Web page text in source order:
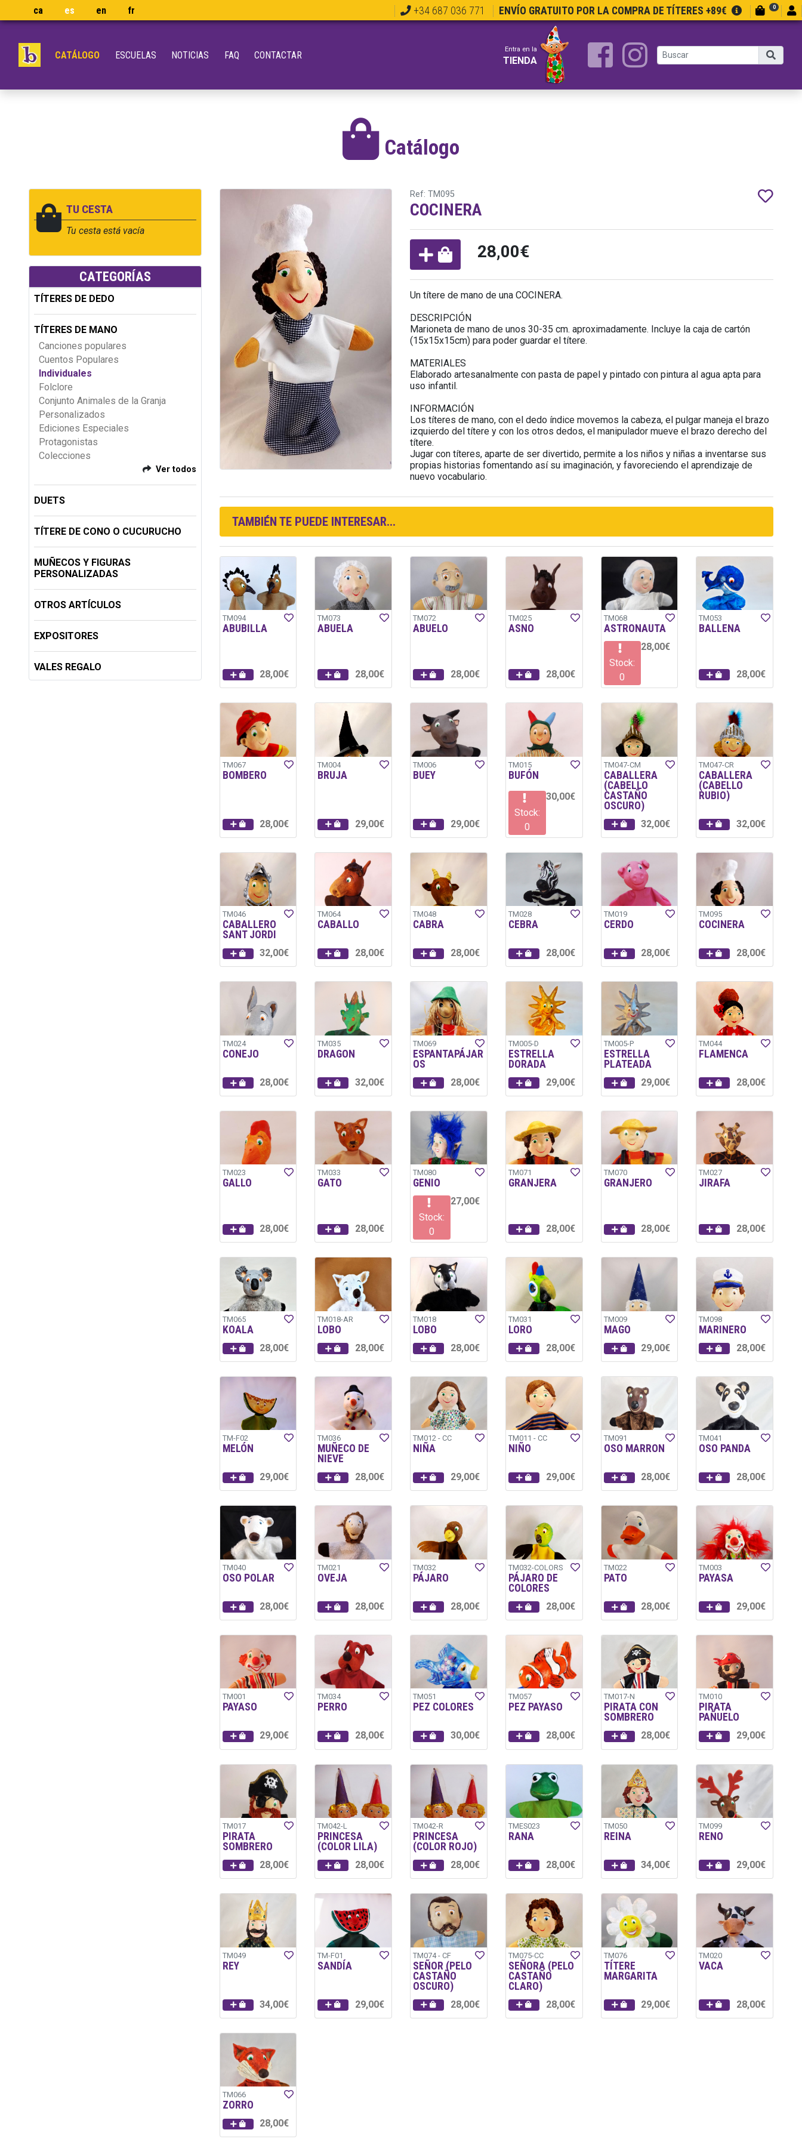
ca es en fr +34 687 036 771 ENVÍO GRATUITO POR LA COMPRA DE TÍTERES +89€ 0
CATÁLOGO ESCUELAS NOTICIAS FAQ CONTACTAR Entra en la
TIENDA
Catálogo
TU CESTA
Tu cesta está vacía
CATEGORÍAS
TÍTERES DE DEDO
TÍTERES DE MANO
Canciones populares
Cuentos Populares
Individuales
Folclore
Conjunto Animales de la Granja
Personalizados
Ediciones Especiales
Protagonistas
Colecciones
Ver todos
DUETS
TÍTERE DE CONO O CUCURUCHO
MUÑECOS Y FIGURAS
PERSONALIZADAS
OTROS ARTÍCULOS
EXPOSITORES
VALES REGALO
Ref: TM095
COCINERA
28,00€
Un títere de mano de una COCINERA.
DESCRIPCIÓN
Marioneta de mano de unos 30-35 cm. aproximadamente. Incluye la caja de cartón
(15x15x15cm) para poder guardar el títere.
MATERIALES
Elaborado artesanalmente con pasta de papel y pintado con pintura al agua apta para
uso infantil.
INFORMACIÓN
Los títeres de mano, con el dedo índice movemos la cabeza, el pulgar maneja el brazo
izquierdo del títere y con los otros dedos, el manipulador mueve el brazo derecho del
títere.
Jugar con títeres, aparte de ser divertido, permite a los niños y niñas a inventarse sus
propias historias fomentando así su imaginación, y favoreciendo el aprendizaje de
nuevo vocabulario.
TAMBIÉN TE PUEDE INTERESAR...
TM094
ABUBILLA
28,00€
TM073
ABUELA
28,00€
TM072
ABUELO
28,00€
TM025
ASNO
28,00€
TM068
ASTRONAUTA
Stock:
0
28,00€
TM053
BALLENA
28,00€
TM067
BOMBERO
28,00€
TM004
BRUJA
29,00€
TM006
BUEY
29,00€
TM015
BUFÓN
Stock:
0
30,00€
TM047-CM
CABALLERA
(CABELLO
CASTAÑO
OSCURO)
32,00€
TM047-CR
CABALLERA
(CABELLO
RUBIO)
32,00€
TM046
CABALLERO
SANT JORDI
32,00€
TM064
CABALLO
28,00€
TM048
CABRA
28,00€
TM028
CEBRA
28,00€
TM019
CERDO
28,00€
TM095
COCINERA
28,00€
TM024
CONEJO
28,00€
TM035
DRAGON
32,00€
TM069
ESPANTAPÁJAR
OS
28,00€
TM005-D
ESTRELLA
DORADA
29,00€
TM005-P
ESTRELLA
PLATEADA
29,00€
TM044
FLAMENCA
28,00€
TM023
GALLO
28,00€
TM033
GATO
28,00€
TM080
GENIO
Stock:
0
27,00€
TM071
GRANJERA
28,00€
TM070
GRANJERO
28,00€
TM027
JIRAFA
28,00€
TM065
KOALA
28,00€
TM018-AR
LOBO
28,00€
TM018
LOBO
28,00€
TM031
LORO
28,00€
TM009
MAGO
29,00€
TM098
MARINERO
28,00€
TM-F02
MELÓN
29,00€
TM036
MUÑECO DE
NIEVE
28,00€
TM012 - CC
NIÑA
29,00€
TM011 - CC
NIÑO
29,00€
TM091
OSO MARRON
28,00€
TM041
OSO PANDA
28,00€
TM040
OSO POLAR
28,00€
TM021
OVEJA
28,00€
TM032
PÁJARO
28,00€
TM032-COLORS
PÁJARO DE
COLORES
28,00€
TM022
PATO
28,00€
TM003
PAYASA
29,00€
TM001
PAYASO
29,00€
TM034
PERRO
28,00€
TM051
PEZ COLORES
30,00€
TM057
PEZ PAYASO
28,00€
TM017-N
PIRATA CON
SOMBRERO
28,00€
TM010
PIRATA
PAÑUELO
29,00€
TM017
PIRATA
SOMBRERO
28,00€
TM042-L
PRINCESA
(COLOR LILA)
28,00€
TM042-R
PRINCESA
(COLOR ROJO)
28,00€
TMES023
RANA
28,00€
TM050
REINA
34,00€
TM099
RENO
29,00€
TM049
REY
34,00€
TM-F01
SANDÍA
29,00€
TM074 - CF
SEÑOR (PELO
CASTAÑO
OSCURO)
28,00€
TM075-CC
SEÑORA (PELO
CASTAÑO
CLARO)
28,00€
TM076
TÍTERE
MARGARITA
29,00€
TM020
VACA
28,00€
TM066
ZORRO
28,00€